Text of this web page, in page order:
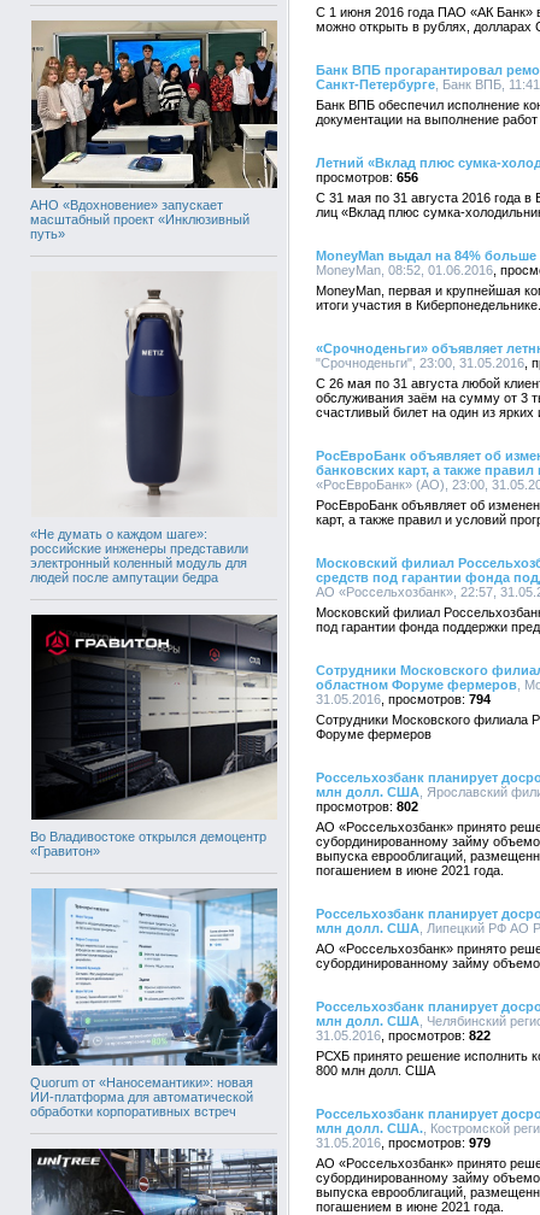
АНО «Вдохновение» запускает
масштабный проект «Инклюзивный
путь»
«Не думать о каждом шаге»:
российские инженеры представили
электронный коленный модуль для
людей после ампутации бедра
Во Владивостоке открылся демоцентр
«Гравитон»
Quorum от «Наносемантики»: новая
ИИ-платформа для автоматической
обработки корпоративных встреч
С 1 июня 2016 года ПАО «АК Банк»
можно открыть в рублях,
Банк ВПБ прогарантировал
Санкт-Петербурге , Банк ВПБ,
Банк ВПБ обеспечил исполнение
документации на выполнение
Летний «Вклад плюс сумка-
656
С 31 мая по 31 августа 2016 года в
лиц «Вклад плюс сумка-
MoneyMan выдал на 84%
MoneyMan, 08:52, 01.06.2016
MoneyMan, первая и крупнейшая
итоги участия в Киберпонедельнике.
«Срочноденьги» объявляет
"Срочноденьги", 23:00, 31.05.2016
С 26 мая по 31 августа любой
обслуживания заём на сумму от 3
счастливый билет на один из ярких
РосЕвроБанк объявляет об
банковских карт, а также
«РосЕвроБанк» (АО), 23:00,
РосЕвроБанк объявляет об
карт, а также правил и условий
Московский филиал
средств под гарантии фонда
АО «Россельхозбанк», 22:57,
Московский филиал
под гарантии фонда поддержки
Сотрудники Московского
областном Форуме фермеров ,
31.05.2016
794
Сотрудники Московского филиала
Форуме фермеров
Россельхозбанк планирует
млн долл. США , Ярославский
802
АО «Россельхозбанк» принято
субординированному займу
выпуска еврооблигаций,
погашением в июне 2021 года.
Россельхозбанк планирует
млн долл. США , Липецкий РФ АО
АО «Россельхозбанк» принято
субординированному займу
Россельхозбанк планирует
млн долл. США , Челябинский
31.05.2016
822
РСХБ принято решение исполнить
800 млн долл. США
Россельхозбанк планирует
млн долл. США. , Костромской
31.05.2016
979
АО «Россельхозбанк» принято
субординированному займу
выпуска еврооблигаций,
погашением в июне 2021 года.